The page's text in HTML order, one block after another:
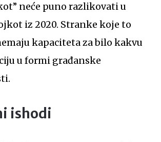
neće puno razlikovati u
iz 2020. Stranke koje to
kapaciteta za bilo kakvu
u formi građanske
ishodi